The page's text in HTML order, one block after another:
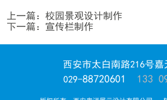
上一篇：校园景观设计制作
下一篇： 宣传栏制作
西安市太白南路216号嘉
029-88720601 133